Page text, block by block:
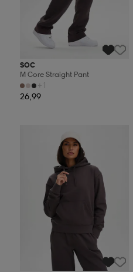
SOC
M Core Straight Pant
+1
26,99